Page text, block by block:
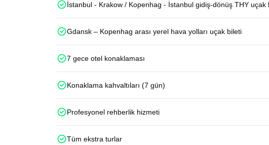
İstanbul - Krakow / Kopenhag - İstanbul gidiş-dönüş THY uçak
Gdansk – Kopenhag arası yerel hava yolları uçak bileti
7 gece otel konaklaması
Konaklama kahvaltıları (7 gün)
Profesyonel rehberlik hizmeti
Tüm ekstra turlar